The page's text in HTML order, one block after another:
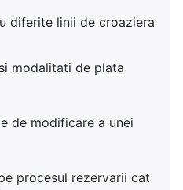
diferite linii de croaziera
modalitati de plata
de modificare a unei
procesul rezervarii cat